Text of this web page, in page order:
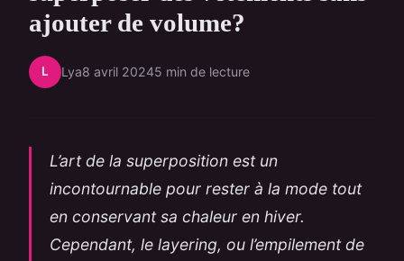
ajouter de volume?
L Lya8 avril 20245 min de lecture
L’art de la superposition est un
incontournable pour rester à la mode tout
en conservant sa chaleur en hiver.
Cependant, le layering, ou l’empilement de